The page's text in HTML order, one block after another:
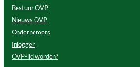
Bestuur OVP
Nieuws OVP
Ondernemers
Inloggen
OVP-lid worden?